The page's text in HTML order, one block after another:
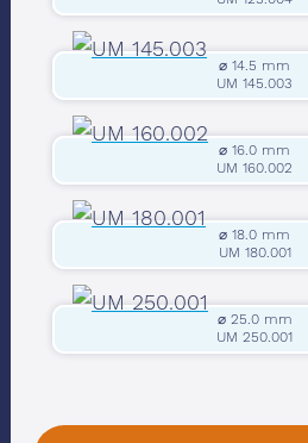
양식을 작성하시면 빠르
Enter PIN
Thank you for your
continue, please enter
PIN code sent to your
This will unlock access
seating suggestions
options.
(Required)
⌀ 14.5 mm
UM 145.003
⌀ 16.0 mm
UM 160.002
⌀ 18.0 mm
UM 180.001
⌀ 25.0 mm
UM 250.001